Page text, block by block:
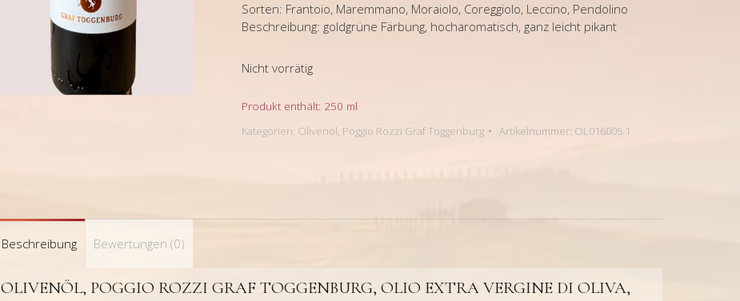
Sorten: Frantoio, Maremmano, Moraiolo, Coreggiolo, Leccino, Pendolino
Beschreibung: goldgrüne Färbung, hocharomatisch, ganz leicht pikant
Nicht vorrätig
Produkt enthält: 250 ml
Kategorien: Olivenöl, Poggio Rozzi Graf Toggenburg Artikelnummer: OL016005.1
Beschreibung Bewertungen (0)
OLIVENÖL, POGGIO ROZZI GRAF TOGGENBURG, OLIO EXTRA VERGINE DI OLIVA,